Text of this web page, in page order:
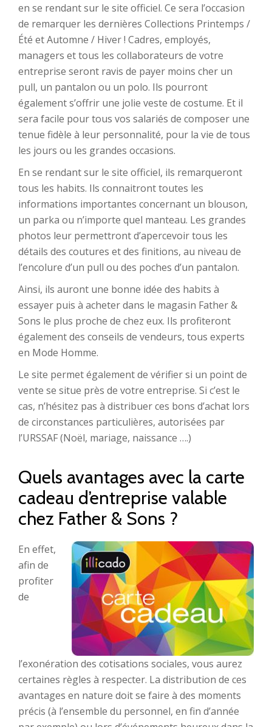
en se rendant sur le site officiel. Ce sera l’occasion
de remarquer les dernières Collections Printemps /
Été et Automne / Hiver ! Cadres, employés,
managers et tous les collaborateurs de votre
entreprise seront ravis de payer moins cher un
pull, un pantalon ou un polo. Ils pourront
également s’offrir une jolie veste de costume. Et il
sera facile pour tous vos salariés de composer une
tenue fidèle à leur personnalité, pour la vie de tous
les jours ou les grandes occasions.
En se rendant sur le site officiel, ils remarqueront
tous les habits. Ils connaitront toutes les
informations importantes concernant un blouson,
un parka ou n’importe quel manteau. Les grandes
photos leur permettront d’apercevoir tous les
détails des coutures et des finitions, au niveau de
l’encolure d’un pull ou des poches d’un pantalon.
Ainsi, ils auront une bonne idée des habits à
essayer puis à acheter dans le magasin Father &
Sons le plus proche de chez eux. Ils profiteront
également des conseils de vendeurs, tous experts
en Mode Homme.
Le site permet également de vérifier si un point de
vente se situe près de votre entreprise. Si c’est le
cas, n’hésitez pas à distribuer ces bons d’achat lors
de circonstances particulières, autorisées par
l’URSSAF (Noël, mariage, naissance ….)
Quels avantages avec la carte
cadeau d’entreprise valable
chez Father & Sons ?
En effet,
afin de
profiter
de
l’exonération des cotisations sociales, vous aurez
certaines règles à respecter. La distribution de ces
avantages en nature doit se faire à des moments
précis (à l’ensemble du personnel, en fin d’année